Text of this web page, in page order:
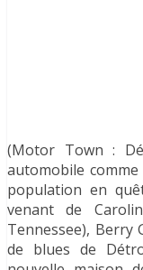
(Motor Town :
automobile
population en
venant de
Tennessee), Berry
de blues de